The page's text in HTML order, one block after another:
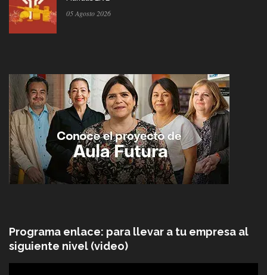
05 Agosto 2026
Programa enlace: para llevar a tu empresa al
siguiente nivel (video)